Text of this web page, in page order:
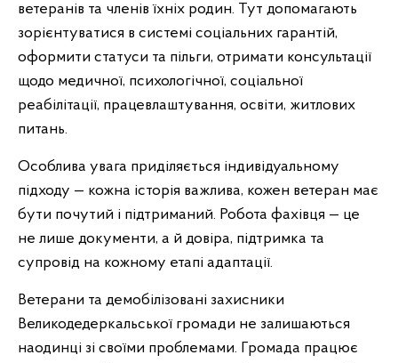
ветеранів та членів їхніх родин. Тут допомагають
зорієнтуватися в системі соціальних гарантій,
оформити статуси та пільги, отримати консультації
щодо медичної, психологічної, соціальної
реабілітації, працевлаштування, освіти, житлових
питань.
Особлива увага приділяється індивідуальному
підходу — кожна історія важлива, кожен ветеран має
бути почутий і підтриманий. Робота фахівця — це
не лише документи, а й довіра, підтримка та
супровід на кожному етапі адаптації.
Ветерани та демобілізовані захисники
Великодедеркальської громади не залишаються
наодинці зі своїми проблемами. Громада працює